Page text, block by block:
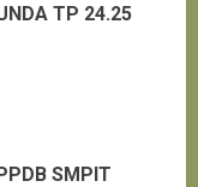
TP 24.25
SMPIT